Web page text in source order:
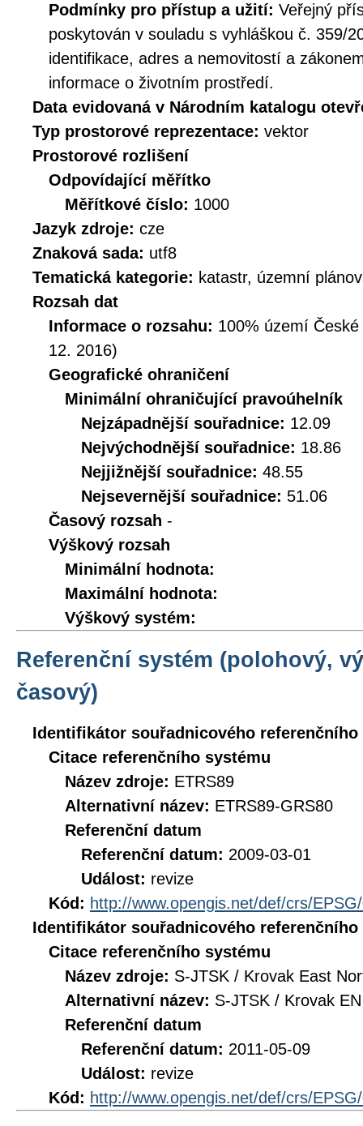
Podmínky pro přístup a užití: Veřejný
poskytován v souladu s vyhláškou č. 359/
identifikace, adres a nemovitostí a
informace o životním prostředí.
Data evidovaná v Národním katalogu
Typ prostorové reprezentace: vektor
Prostorové rozlišení
Odpovídající měřítko
Měřítkové číslo: 1000
Jazyk zdroje: cze
Znaková sada: utf8
Tematická kategorie: katastr, územní
Rozsah dat
Informace o rozsahu: 100% území
12. 2016)
Geografické ohraničení
Minimální ohraničující pravoúhelník
Nejzápadnější souřadnice: 12.09
Nejvýchodnější souřadnice: 18.86
Nejjižnější souřadnice: 48.55
Nejsevernější souřadnice: 51.06
Časový rozsah -
Výškový rozsah
Minimální hodnota:
Maximální hodnota:
Výškový systém:
Referenční systém (polohový,
časový)
Identifikátor souřadnicového referenčního
Citace referenčního systému
Název zdroje: ETRS89
Alternativní název: ETRS89-GRS80
Referenční datum
Referenční datum: 2009-03-01
Událost: revize
Kód: http://www.opengis.net/def/crs/
Identifikátor souřadnicového referenčního
Citace referenčního systému
Název zdroje: S-JTSK / Krovak East
Alternativní název: S-JTSK / Krovak EN
Referenční datum
Referenční datum: 2011-05-09
Událost: revize
Kód: http://www.opengis.net/def/crs/